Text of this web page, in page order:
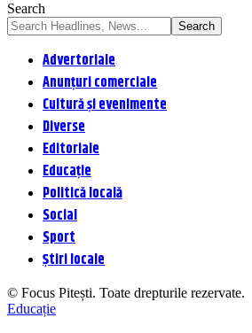
Search
Advertoriale
Anunțuri comerciale
Cultură și evenimente
Diverse
Editoriale
Educație
Politică locală
Social
Sport
Știri locale
© Focus Pitești. Toate drepturile rezervate.
Educație